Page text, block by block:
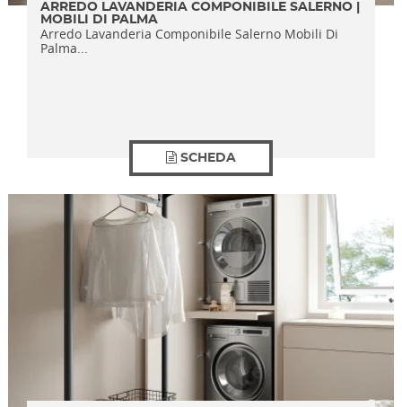
ARREDO LAVANDERIA COMPONIBILE SALERNO |
MOBILI DI PALMA
Arredo Lavanderia Componibile Salerno Mobili Di
Palma...
SCHEDA